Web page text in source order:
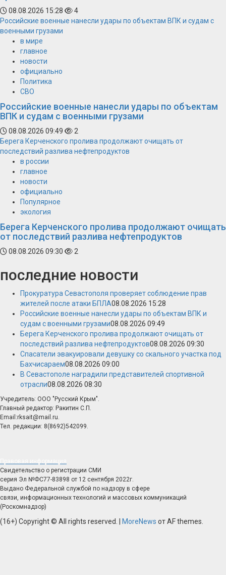
08.08.2026 15:28
4
Российские военные нанесли удары по объектам ВПК и судам с
военными грузами
в мире
главное
новости
официально
Политика
СВО
Российские военные нанесли удары по объектам
ВПК и судам с военными грузами
08.08.2026 09:49
2
Берега Керченского пролива продолжают очищать от
последствий разлива нефтепродуктов
в россии
главное
новости
официально
Популярное
экология
Берега Керченского пролива продолжают очищать
от последствий разлива нефтепродуктов
08.08.2026 09:30 2
последние новости
Прокуратура Севастополя проверяет соблюдение прав
жителей после атаки БПЛА08.08.2026 15:28
Российские военные нанесли удары по объектам ВПК и
судам с военными грузами08.08.2026 09:49
Берега Керченского пролива продолжают очищать от
последствий разлива нефтепродуктов08.08.2026 09:30
Спасатели эвакуировали девушку со скального участка под
Бахчисараем08.08.2026 09:00
В Севастополе наградили представителей спортивной
отрасли08.08.2026 08:30
Учредитель: ООО "Русский Крым".
Главный редактор: Ракитин С.П.
Email:rksait@mail.ru.
Тел. редакции: 8(8692)542099.
Свидетельство о регистрации СМИ
серия Эл №ФС77-83898 от 12 сентября 2022г.
Выдано Федеральной службой по надзору в сфере
связи, информационных технологий и массовых коммуникаций
(Роскомнадзор)
(16+) Copyright © All rights reserved. MoreNews от AF themes.